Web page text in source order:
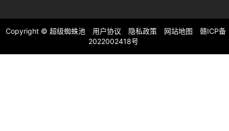
Copyright © 超级蜘蛛池 用户协议 隐私政策 网站地图
赣ICP备
2022002418号